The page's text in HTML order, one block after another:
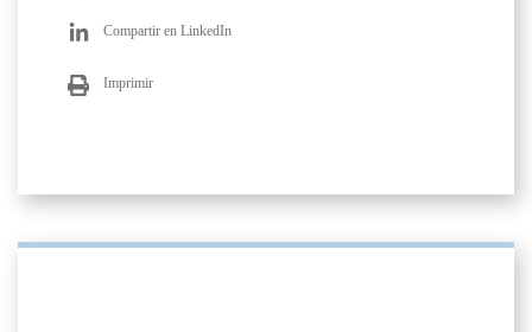
Compartir en LinkedIn
Imprimir